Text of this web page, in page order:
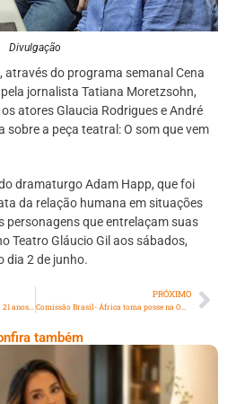
Divulgação
através do programa semanal Cena
jornalista Tatiana Moretzsohn,
atores Glaucia Rodrigues e André
sobre a peça teatral: O som que vem
dramaturgo Adam Happ, que foi
da relação humana em situações
personagens que entrelaçam suas
Teatro Gláucio Gil aos sábados,
dia 2 de junho.
PRÓXIMO
Comissão Brasil- África toma posse na OAB/RJ
também